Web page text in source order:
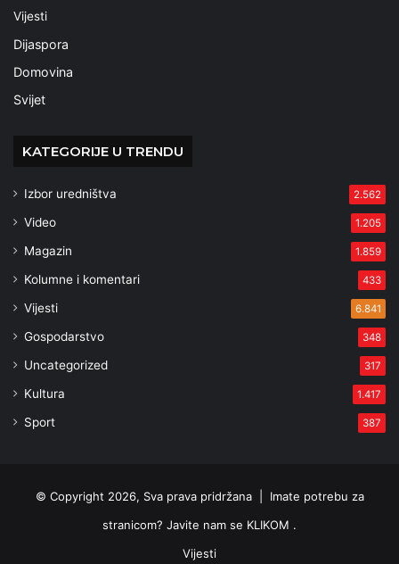
Vijesti
Dijaspora
Domovina
Svijet
KATEGORIJE U TRENDU
Izbor uredništva 2.562
Video 1.205
Magazin 1.859
Kolumne i komentari 433
Vijesti 6.841
Gospodarstvo 348
Uncategorized 317
Kultura 1.417
Sport 387
© Copyright 2026, Sva prava pridržana | Imate potrebu za
stranicom? Javite nam se KLIKOM .
Vijesti